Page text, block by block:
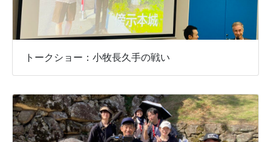
トークショー：小牧長久手の戦い